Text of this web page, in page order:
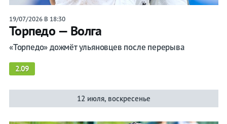
19/07/2026 В 18:30
Торпедо — Волга
«Торпедо» дожмёт ульяновцев после перерыва
2.09
12 июля, воскресенье